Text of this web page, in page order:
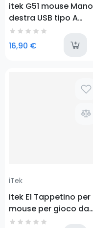
itek G51 mouse Mano
destra USB tipo A
Ottico 6400 DPI
16,90 €
iTek
itek E1 Tappetino per
mouse per gioco da
computer Nero, Rosso